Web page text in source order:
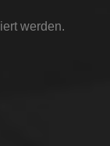
werden.